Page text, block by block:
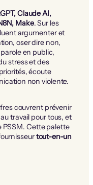
Claude AI,
Make. Sur les
argumenter et
oser dire non,
en public,
stress et des
écoute
non violente.
couvrent prévenir
travail pour tous, et
PSSM. Cette palette
tout-en-un